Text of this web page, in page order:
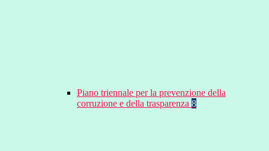
Piano triennale per la prevenzione della
corruzione e della trasparenza 8